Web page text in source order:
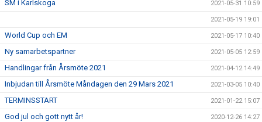
SM i Karlskoga 2021-05-31 10:59
2021-05-19 19:01
World Cup och EM 2021-05-17 10:40
Ny samarbetspartner 2021-05-05 12:59
Handlingar från Årsmöte 2021 2021-04-12 14:49
Inbjudan till Årsmöte Måndagen den 29 Mars 2021 2021-03-05 10:40
TERMINSSTART 2021-01-22 15:07
God jul och gott nytt år! 2020-12-26 14:27